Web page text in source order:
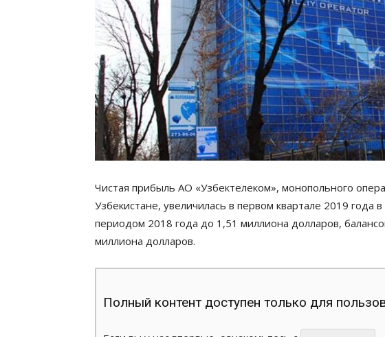
Чистая прибыль АО «Узбектелеком», монопольного
Узбекистане, увеличилась в первом квартале 2019 года
периодом 2018 года до 1,51 миллиона долларов,
миллиона долларов.
Полный контент доступен только для